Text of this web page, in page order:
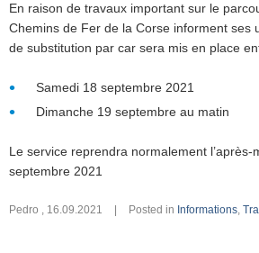
En raison de travaux important sur le
Chemins de Fer de la Corse informent ses
de substitution par car sera mis en place
Samedi 18 septembre 2021
Dimanche 19 septembre au matin
Le service reprendra normalement l’après-
septembre 2021
Pedro , 16.09.2021 Posted in Informations,